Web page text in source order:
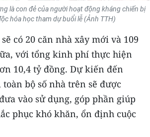
SÂU
- MỖI XÃ
là con đẻ của người hoạt động kháng chiến bị
hóa học tham dự buổi lễ (Ảnh TTH)
có 20 căn nhà xây mới và 109
với tổng kinh phí thực hiện
10,4 tỷ đồng. Dự kiến đến
toàn bộ số nhà trên sẽ được
vào sử dụng, góp phần giúp
phục khó khăn, ổn định cuộc